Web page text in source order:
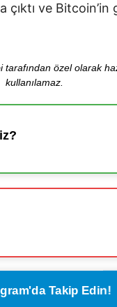
çıktı ve
özel olarak
kullanılamaz.
Takip Edin!